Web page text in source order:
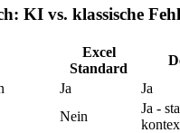
KI vs. klassische
Excel
Standard
Ja
Ja
Nein
Ja -